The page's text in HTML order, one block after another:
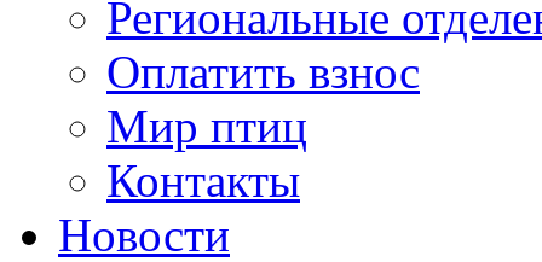
Региональные
Оплатить взнос
Мир птиц
Контакты
Новости